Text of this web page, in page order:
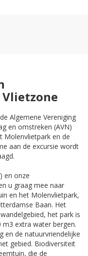
Algemene Vereniging
en omstreken (AVN)
Molenvlietpark en de
aan de excursie wordt
en onze
u graag mee naar
en het Molenvlietpark,
Baan. Het
het park is
extra water bergen.
en de natuurvriendelijke
gebied. Biodiversiteit
die de